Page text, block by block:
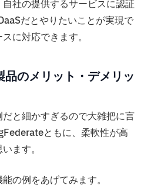
社の提供するサービスに認証
だとやりたいことが実現で
に対応できます。
のメリット・デメリッ
と細かすぎるので大雑把に言
ともに、柔軟性が高
ます。
の例をあげてみます。